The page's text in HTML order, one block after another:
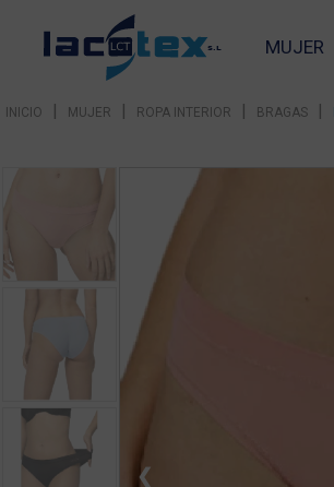
MUJER
INICIO | MUJER | ROPA INTERIOR | BRAGAS |
❮